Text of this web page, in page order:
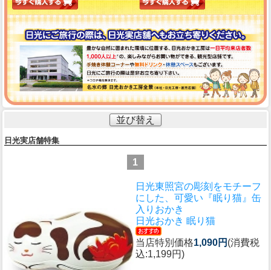
並び替え
日光実店舗特集
1
日光東照宮の彫刻をモチーフ
にした、可愛い『眠り猫』缶
入りおかき
日光おかき 眠り猫
当店特別価格1,090円 (消費税
込:1,199円)